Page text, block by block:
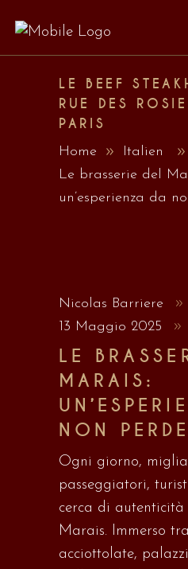
LE BEEF
RUE DES
PARIS
Home
Italien
Le brasserie del
un’esperienza da
Nicolas Barriere
13 Maggio 2025
LE
MARAIS:
NON
Ogni giorno,
passeggiatori,
cerca di autenticità
Marais. Immerso
acciottolate,